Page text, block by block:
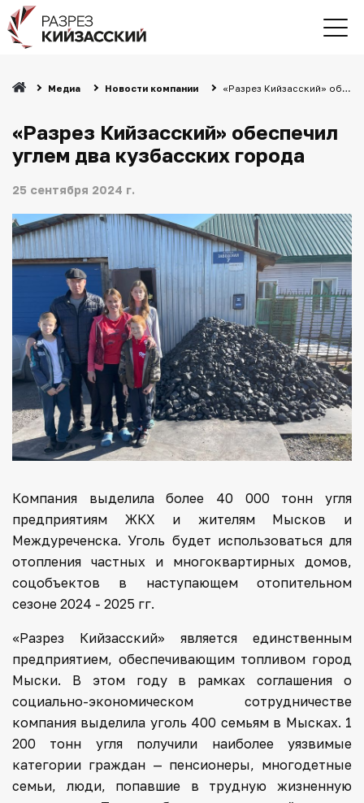
Медиа Новости компании «Разрез Кийзасский» обеспечил углем два кузбасских города
«Разрез Кийзасский» обеспечил
углем два кузбасских города
25 сентября 2024 г.
Компания выделила более 40 000 тонн угля
предприятиям ЖКХ и жителям Мысков и
Междуреченска. Уголь будет использоваться для
отопления частных и многоквартирных домов,
соцобъектов в наступающем отопительном
сезоне 2024 - 2025 гг.
«Разрез Кийзасский» является единственным
предприятием, обеспечивающим топливом город
Мыски. В этом году в рамках соглашения о
социально-экономическом сотрудничестве
компания выделила уголь 400 семьям в Мысках. 1
200 тонн угля получили наиболее уязвимые
категории граждан — пенсионеры, многодетные
семьи, люди, попавшие в трудную жизненную